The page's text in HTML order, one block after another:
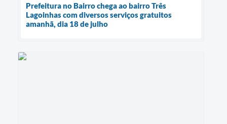
Prefeitura no Bairro chega ao bairro Três
Lagoinhas com diversos serviços gratuitos
amanhã, dia 18 de julho